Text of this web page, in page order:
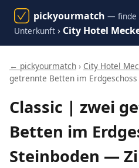
pickyourmatch — finde
Unterkunft › City Hotel
← pickyourmatch › City Hotel
getrennte Betten im
Classic | zwei
Betten im
Steinboden —